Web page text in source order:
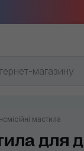
мастила